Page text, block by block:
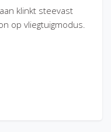
klinkt steevast
op vliegtuigmodus.